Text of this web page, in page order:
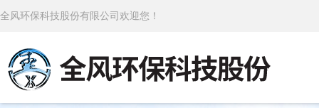
全风环保科技股份有限公司欢迎您！